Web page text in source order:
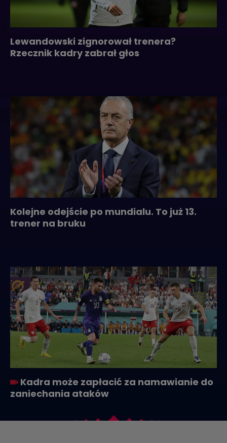
Lewandowski zignorował trenera?
Rzecznik kadry zabrał głos
Kolejne odejście po mundialu. To już 13.
trener na bruku
Kadra może zapłacić za namawianie do
zaniechania ataków